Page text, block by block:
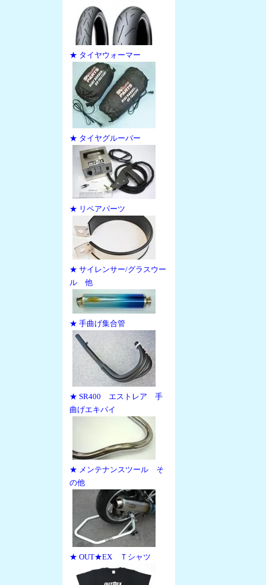
★ タイヤウォーマー
★ タイヤグルーバー
★ リペアパーツ
★ サイレンサー/グラスウー
ル 他
★ 手曲げ集合管
★ SR400 エストレア 手
曲げエキパイ
★ メンテナンスツール そ
の他
★ OUT★EX Ｔシャツ